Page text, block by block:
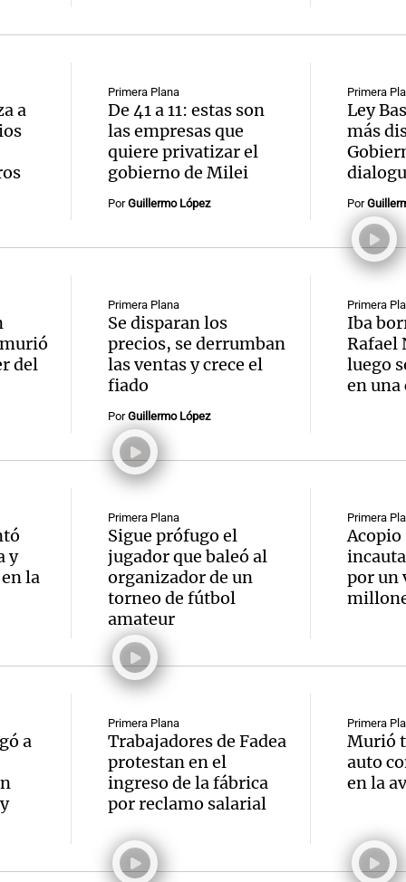
a
Primera Plana
De 41 a 11: estas son
las empresas que
quiere privatizar el
gobierno de Milei
PorGuillermo López
Primera
Ley
más
Por
del
Primera Plana
Se disparan los
precios, se derrumban
las ventas y crece el
fiado
PorGuillermo López
Primera
Iba
Rafael
luego
en una
y
la
Primera Plana
Sigue prófugo el
jugador que baleó al
organizador de un
torneo de fútbol
amateur
Primera
Acopio
por un
a
Primera Plana
Trabajadores de Fadea
protestan en el
ingreso de la fábrica
por reclamo salarial
Primera
Murió
auto
en la